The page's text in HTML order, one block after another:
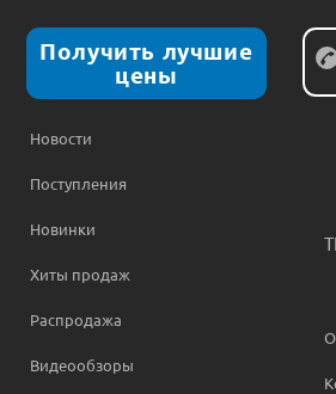
Получить лучшие
цены
Новости
Поступления
Новинки
Хиты продаж
Распродажа
Видеообзоры